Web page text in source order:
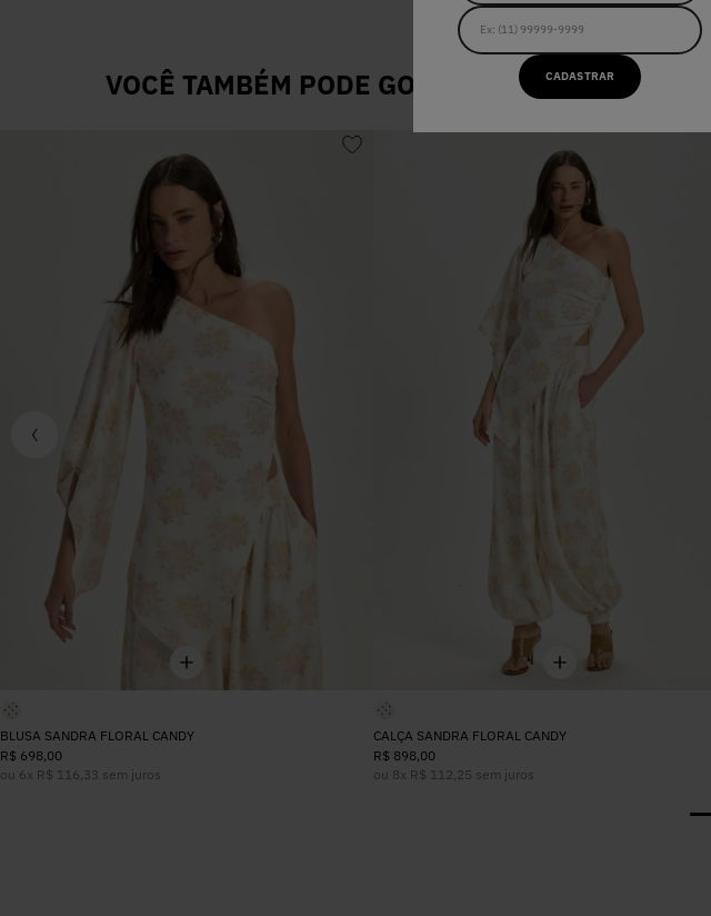
CADASTRAR
VOCÊ TAMBÉM PODE GOSTAR DE..
BLUSA SANDRA FLORAL CANDY
R$ 698,00
ou 6x R$ 116, 33 sem juros
CALÇA SANDRA FLORAL CANDY
R$ 898,00
ou 8x R$ 112,25 sem juros